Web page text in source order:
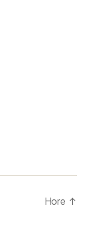
Hore ↑